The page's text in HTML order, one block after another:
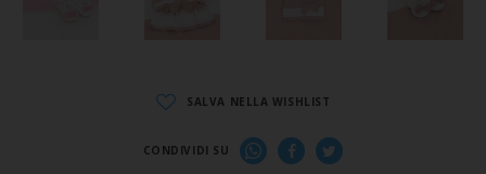
SALVA NELLA WISHLIST
CONDIVIDI SU